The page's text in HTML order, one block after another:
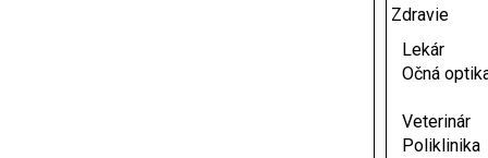
Zdravie
Lekár
Očná
Veterinár
Poliklinika